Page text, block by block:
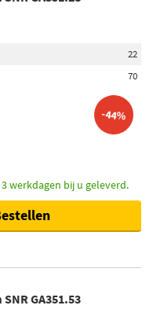
22
70
-44%
werkdagen bij u geleverd.
GA351.53